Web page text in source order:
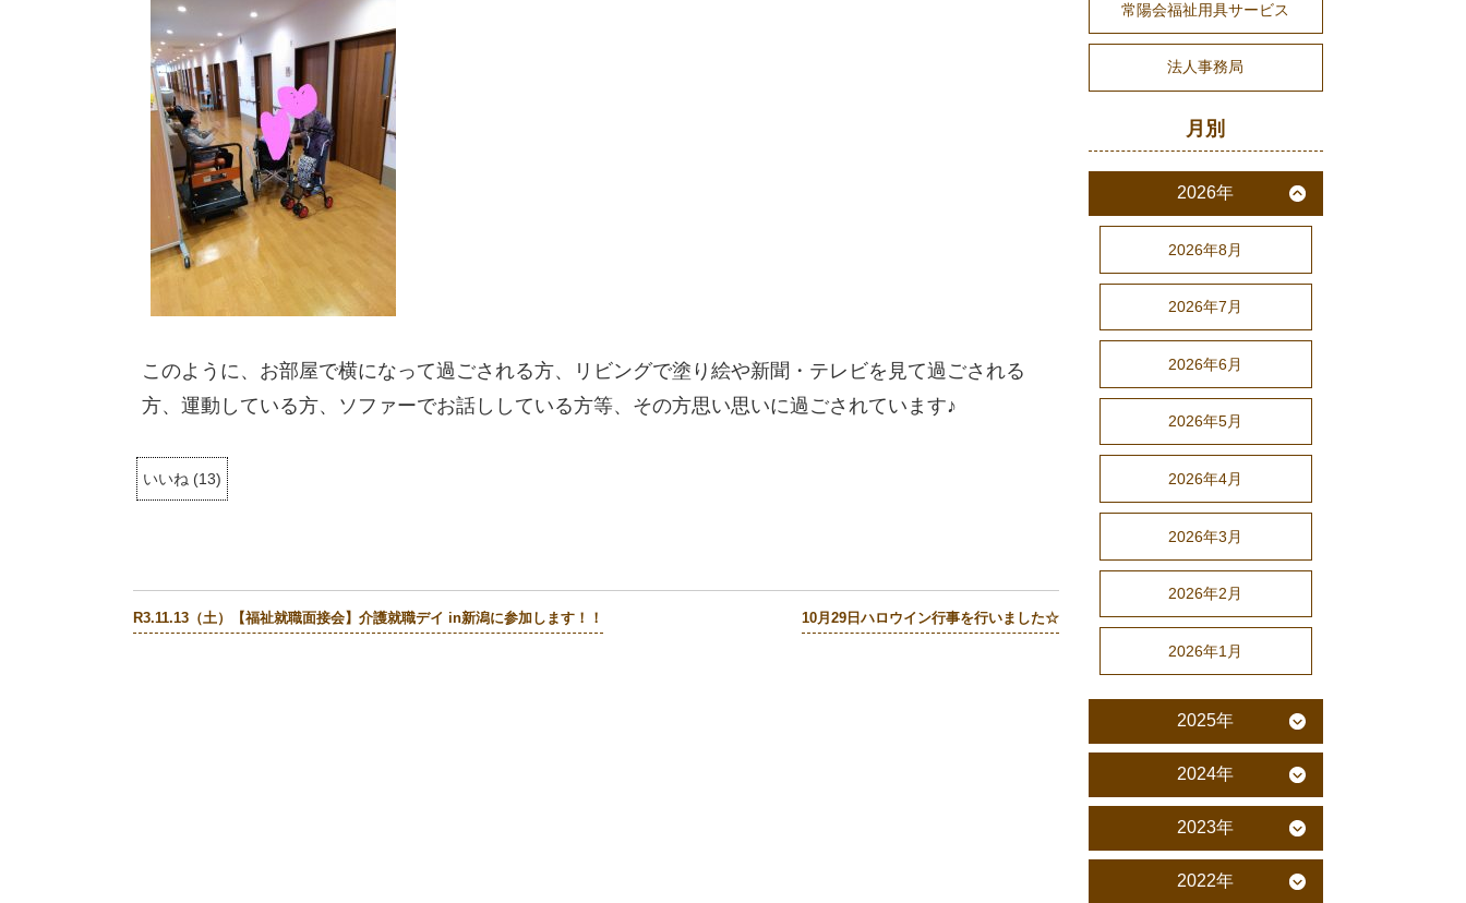
このように、お部屋で横になって過ごされる方、リビングで塗り絵や新聞・テレビを見て過ごされる
方、運動している方、ソファーでお話ししている方等、その方思い思いに過ごされています♪
いいね (13)
R3.11.13（土）【福祉就職面接会】介護就職デイ in新潟に参加します！！ 10月29日ハロウイン行事を行いました☆
常陽会福祉用具サービス
法人事務局
月別
2026年
2026年8月
2026年7月
2026年6月
2026年5月
2026年4月
2026年3月
2026年2月
2026年1月
2025年
2024年
2023年
2022年